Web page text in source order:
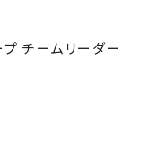
チームリーダー